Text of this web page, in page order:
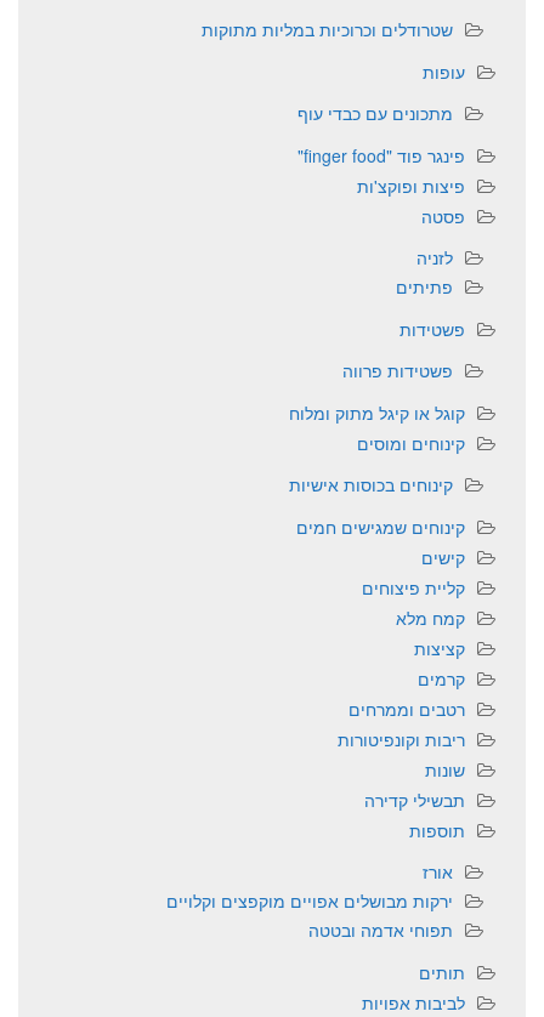
שטרודלים וכרוכיות במליות מתוקות
עופות
מתכונים עם כבדי עוף
פינגר פוד "finger food"
פיצות ופוקצ'ות
פסטה
לזניה
פתיתים
פשטידות
פשטידות פרווה
קוגל או קיגל מתוק ומלוח
קינוחים ומוסים
קינוחים בכוסות אישיות
קינוחים שמגישים חמים
קישים
קליית פיצוחים
קמח מלא
קציצות
קרמים
רטבים וממרחים
ריבות וקונפיטורות
שונות
תבשילי קדירה
תוספות
אורז
ירקות מבושלים אפויים מוקפצים וקלויים
תפוחי אדמה ובטטה
תותים
לביבות אפויות